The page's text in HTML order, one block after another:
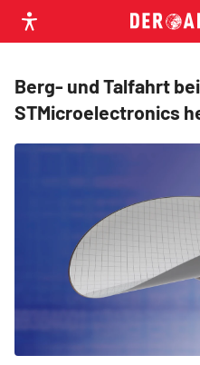
Berg- und Talfahrt
STMicroelectronics